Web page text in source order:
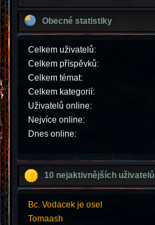
Obecné statistiky
Celkem uživatelů:
Celkem příspěvků:
Celkem témat:
Celkem kategorií:
Uživatelů online:
Nejvíce online:
Dnes online:
10 nejaktivnějších uživatelů
Bc. Vodacek je osel
Tomaash